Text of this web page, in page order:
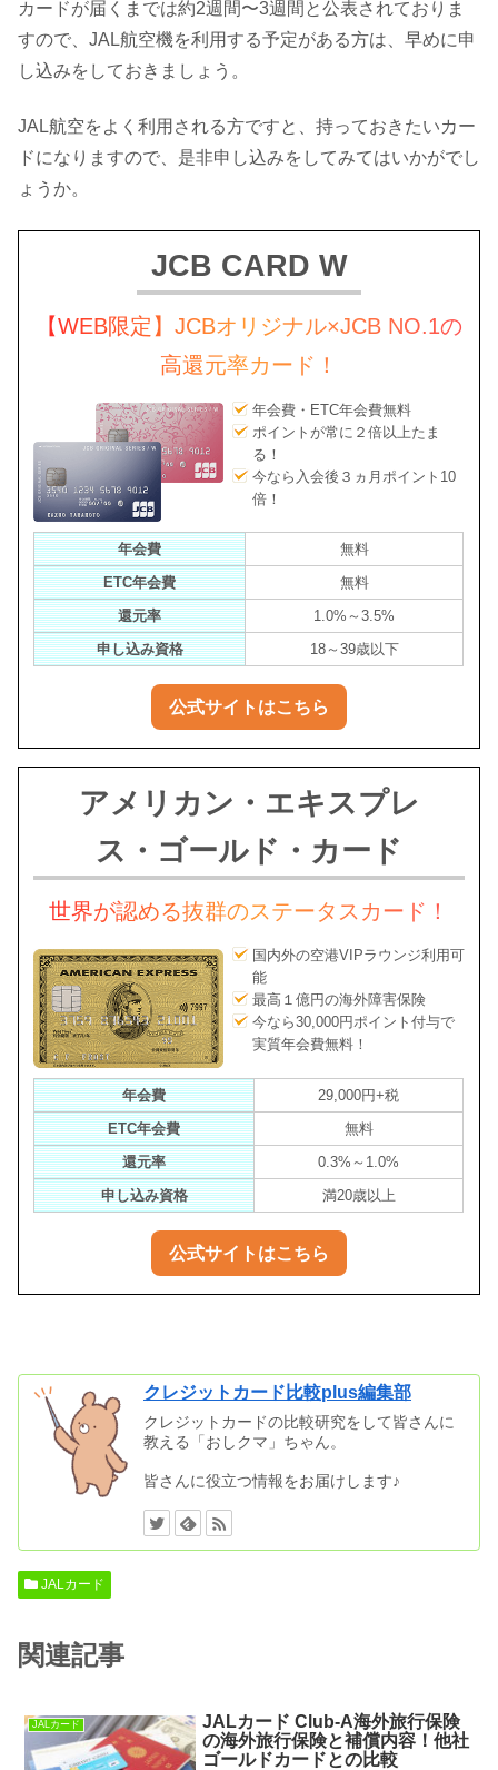
カードが届くまでは約2週間〜3週間と公表されておりま
すので、JAL航空機を利用する予定がある方は、早めに申
し込みをしておきましょう。
JAL航空をよく利用される方ですと、持っておきたいカー
ドになりますので、是非申し込みをしてみてはいかがでし
ょうか。
JCB CARD W
【WEB限定】JCBオリジナル×JCB NO.1の
高還元率カード！
年会費・ETC年会費無料
ポイントが常に２倍以上たま
る！
今なら入会後３ヵ月ポイント10
倍！
年会費
無料
ETC年会費
無料
還元率
1.0%～3.5%
申し込み資格
18～39歳以下
公式サイトはこちら
アメリカン・エキスプレ
ス・ゴールド・カード
世界が認める抜群のステータスカード！
国内外の空港VIPラウンジ利用可
能
最高１億円の海外障害保険
今なら30,000円ポイント付与で
実質年会費無料！
年会費
29,000円+税
ETC年会費
無料
還元率
0.3%～1.0%
申し込み資格
満20歳以上
公式サイトはこちら
クレジットカード比較plus編集部
クレジットカードの比較研究をして皆さんに
教える「おしクマ」ちゃん。
皆さんに役立つ情報をお届けします♪
JALカード
関連記事
JALカード
JALカード Club-A海外旅行保険
の海外旅行保険と補償内容！他社
ゴールドカードとの比較